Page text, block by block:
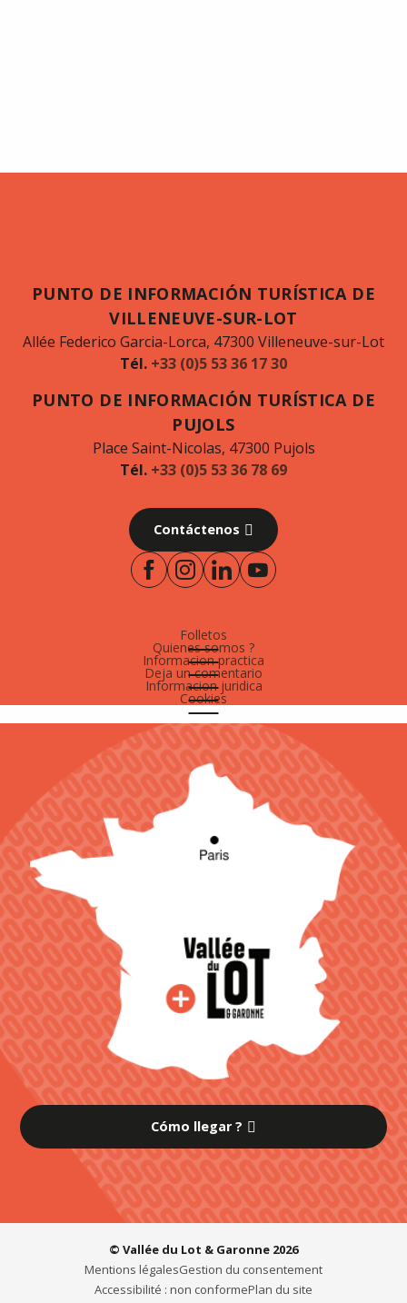
PUNTO DE INFORMACIÓN TURÍSTICA DE
VILLENEUVE-SUR-LOT
Allée Federico Garcia-Lorca, 47300 Villeneuve-sur-Lot
Tél. +33 (0)5 53 36 17 30
PUNTO DE INFORMACIÓN TURÍSTICA DE
PUJOLS
Place Saint-Nicolas, 47300 Pujols
Tél. +33 (0)5 53 36 78 69
Contáctenos
Folletos
Quienes somos ?
Informacion practica
Deja un comentario
Informacion juridica
Cookies
Cómo llegar ?
© Vallée du Lot & Garonne 2026
Mentions légalesGestion du consentement
Accessibilité : non conformePlan du site